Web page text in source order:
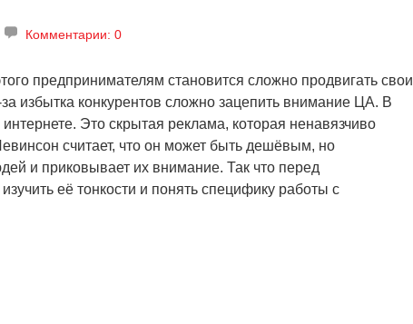
Комментарии: 0
предпринимателям становится сложно продвигать свои
избытка конкурентов сложно зацепить внимание ЦА. В
Это скрытая реклама, которая ненавязчиво
считает, что он может быть дешёвым, но
и приковывает их внимание. Так что перед
её тонкости и понять специфику работы с